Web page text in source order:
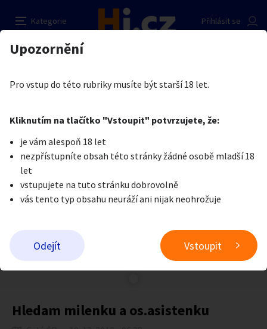
Kategorie
Přihlásit se
Auto-moto
Reality a bydlení Seznamka
Zvířata
Stroje a nářadí PC a elektro Sport a hobby
Sběratelství
Přidat inzerát
Erotika Ostatní a související
Je nám líto, ale tenhle inzerát již není aktuální.
Hledam milenku a os.asistenku
Hledam milenku a os.asistenku
Prodávající
Pošlete uživateli zprávu
Nahlásit inzerát
Upozornění
Pro vstup do této rubriky musíte být starší 18 let.
Kliknutím na tlačítko "Vstoupit" potvrzujete, že:
je vám alespoň 18 let
nezpřístupníte obsah této stránky žádné osobě mladší 18
let
vstupujete na tuto stránku dobrovolně
vás tento typ obsahu neuráží ani nijak neohrožuje
Odejít Vstoupit